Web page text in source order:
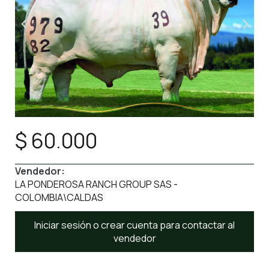
$ 60.000
Vendedor:
LA PONDEROSA RANCH GROUP SAS -
COLOMBIA\CALDAS
Iniciar sesión o crear cuenta para contactar al
vendedor